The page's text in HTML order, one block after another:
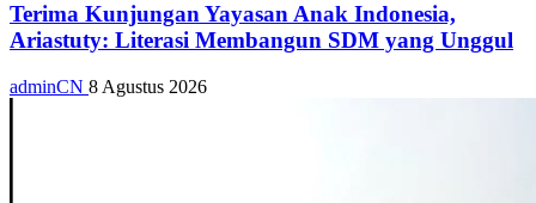
Terima Kunjungan Yayasan Anak Indonesia,
Ariastuty: Literasi Membangun SDM yang Unggul
adminCN 8 Agustus 2026